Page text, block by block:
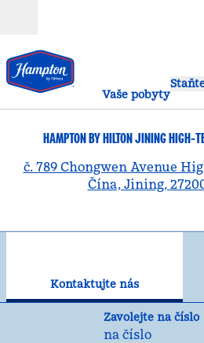
Vaše pobyty
HAMPTON BY HILTON JINING HIGH-
č. 789 Chongwen Avenue
Čína, Jining,
Kontaktujte nás
Zavolejte na číslo
Volejte
na číslo